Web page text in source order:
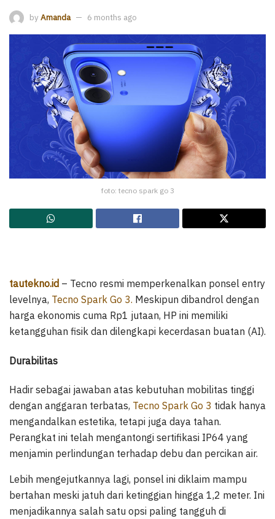
by Amanda 6 months ago
foto: tecno spark go 3
tautekno.id – Tecno resmi memperkenalkan ponsel entry
levelnya, Tecno Spark Go 3. Meskipun dibandrol dengan
harga ekonomis cuma Rp1 jutaan, HP ini memiliki
ketangguhan fisik dan dilengkapi kecerdasan buatan (AI).
Durabilitas
Hadir sebagai jawaban atas kebutuhan mobilitas tinggi
dengan anggaran terbatas, Tecno Spark Go 3 tidak hanya
mengandalkan estetika, tetapi juga daya tahan.
Perangkat ini telah mengantongi sertifikasi IP64 yang
menjamin perlindungan terhadap debu dan percikan air.
Lebih mengejutkannya lagi, ponsel ini diklaim mampu
bertahan meski jatuh dari ketinggian hingga 1,2 meter. Ini
menjadikannya salah satu opsi paling tangguh di